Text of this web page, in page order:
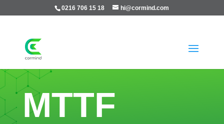
0216 706 15 18 hi@cormind.com
MTTF